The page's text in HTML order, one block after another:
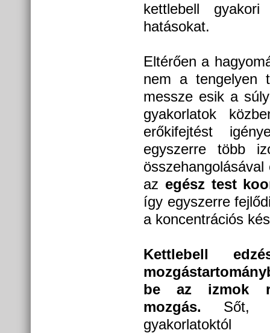
kettlebell
hatásokat.
Eltérően a
nem a tengelyen
messze esik a
gyakorlatok
erőkifejtést
egyszerre több
az egész test
így egyszerre
a koncentrációs
Kettlebell
be az izmok
mozgás. Sőt, a
gyakorlatoktól